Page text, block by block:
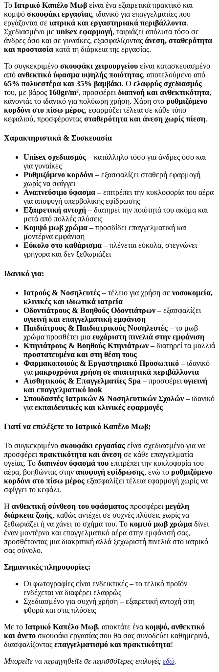
Το Ιατρικό Καπέλο Μωβ είναι ένα εξαιρετικά πρακτικό και
κομψό σκουφάκι εργασίας, ιδανικό για επαγγελματίες που
εργάζονται σε ιατρικά και εργαστηριακά περιβάλλοντα.
Σχεδιασμένο με unisex εφαρμογή, ταιριάζει απόλυτα τόσο σε
άνδρες όσο και σε γυναίκες, εξασφαλίζοντας άνεση, σταθερότητα
και προστασία κατά τη διάρκεια της εργασίας.
Το συγκεκριμένο σκουφάκι χειρουργείου είναι κατασκευασμένο
από ανθεκτικό ύφασμα υψηλής ποιότητας, αποτελούμενο από
65% πολυεστέρα και 35% βαμβάκι. Ο ελαφρύς σχεδιασμός
του, με βάρος 160gr/m², προσφέρει διαπνοή και ανθεκτικότητα,
κάνοντάς το ιδανικό για πολύωρη χρήση. Χάρη στο ρυθμιζόμενο
κορδόνι στο πίσω μέρος, εφαρμόζει τέλεια σε κάθε τύπο
κεφαλιού, προσφέροντας σταθερότητα και άνεση χωρίς πίεση.
Χαρακτηριστικά & Συσκευασία
Unisex σχεδιασμός – κατάλληλο τόσο για άνδρες όσο και
για γυναίκες
Ρυθμιζόμενο κορδόνι – εξασφαλίζει σταθερή εφαρμογή
χωρίς να σφίγγει
Αναπνεύσιμο ύφασμα – επιτρέπει την κυκλοφορία του αέρα
για αποφυγή υπερβολικής εφίδρωσης
Εξαιρετική αντοχή – διατηρεί την ποιότητά του ακόμα και
μετά από πολλές πλύσεις
Κομψό μωβ χρώμα – προσδίδει επαγγελματική και
μοντέρνα εμφάνιση
Εύκολο στο καθάρισμα – πλένεται εύκολα, στεγνώνει
γρήγορα και δεν ξεθωριάζει
Ιδανικό για:
Ιατρούς & Νοσηλευτές – τέλειο για χρήση σε νοσοκομεία,
κλινικές και ιδιωτικά ιατρεία
Οδοντιάτρους & Βοηθούς Οδοντιάτρων – εξασφαλίζει
υγιεινή και επαγγελματική εμφάνιση
Παιδιάτρους & Παιδιατρικούς Νοσηλευτές – το μωβ
χρώμα προσθέτει μια ευχάριστη πινελιά στην εμφάνιση
Κτηνιάτρους & Βοηθούς Κτηνιάτρων – διατηρεί τα μαλλιά
προστατευμένα και στη θέση τους
Φαρμακοποιούς & Εργαστηριακό Προσωπικό – ιδανικό
για μακροχρόνια χρήση σε απαιτητικά περιβάλλοντα
Αισθητικούς & Επαγγελματίες Spa – προσφέρει υγιεινή
και επαγγελματικό look
Σπουδαστές Ιατρικών & Νοσηλευτικών Σχολών – ιδανικό
για εκπαιδευτικές και κλινικές εφαρμογές
Γιατί να επιλέξετε το Ιατρικό Καπέλο Μωβ;
Το συγκεκριμένο σκουφάκι εργασίας είναι σχεδιασμένο για να
προσφέρειπρακτικότητα και άνεση σε κάθε επαγγελματία
υγείας. Το διαπνέον ύφασμά του επιτρέπει την κυκλοφορία του
αέρα, βοηθώντας στην αποφυγή εφίδρωσης, ενώ το ρυθμιζόμενο
κορδόνι στο πίσω μέρος εξασφαλίζει τέλεια εφαρμογή χωρίς να
σφίγγει το κεφάλι.
Η ανθεκτική σύνθεση του υφάσματος προσφέρειμεγάλη
διάρκεια ζωής, καθώς αντέχει σε συχνές πλύσεις χωρίς να
ξεθωριάζει ή να χάνει το σχήμα του. Το κομψό μωβ χρώμα δίνει
έναν μοντέρνο και επαγγελματικό αέρα στην εμφάνισή σας,
προσθέτοντας μια διακριτική αλλά ξεχωριστή πινελιά στο ιατρικό
σας σύνολο.
Σημαντικές πληροφορίες:
Οι φωτογραφίες είναι ενδεικτικές – το τελικό προϊόν
ενδέχεται να διαφέρει ελαφρώς
Σχεδιασμένο για συχνή χρήση – εξαιρετική αντοχή στη
φθορά και στις πλύσεις
Με το Ιατρικό Καπέλο Μωβ, αποκτάτε ένα κομψό, ανθεκτικό
και άνετο σκουφάκι εργασίας που θα σας συνοδεύει καθημερινά,
διασφαλίζοντας επαγγελματισμό και πρακτικότητα!
Μπορείτε να περιηγηθείτε σε περισσότερες επιλογές εδώ.